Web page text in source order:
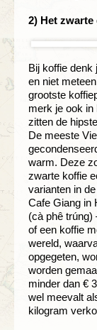
2) Het zwarte
Bij koffie
en niet
grootste
merk je ook in
zitten de
De meeste
warm. Deze
zwarte koffie
varianten in
Cafe Giang in
(cà phê trúng)
of een koffie
wereld,
opgegeten,
worden
minder dan €
wel meevalt
kilogram